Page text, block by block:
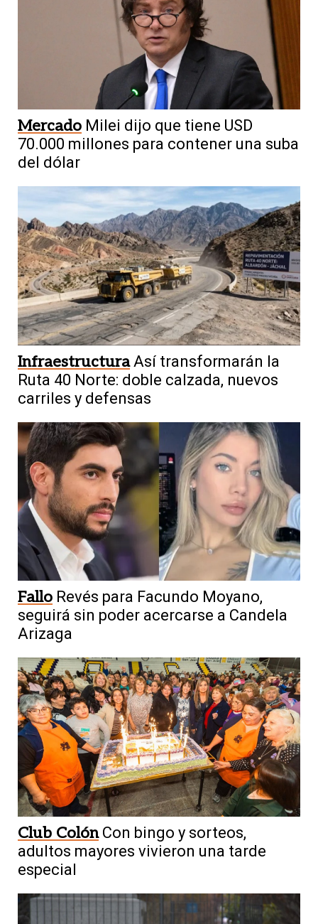
Mercado Milei dijo que tiene USD
70.000 millones para contener una suba
del dólar
Infraestructura Así transformarán la
Ruta 40 Norte: doble calzada, nuevos
carriles y defensas
Fallo Revés para Facundo Moyano,
seguirá sin poder acercarse a Candela
Arizaga
Club Colón Con bingo y sorteos,
adultos mayores vivieron una tarde
especial